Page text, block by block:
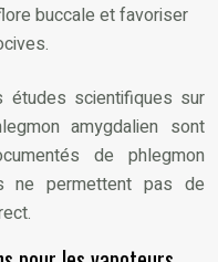
buccale et favoriser
scientifiques sur
amygdalien sont
de phlegmon
ne permettent pas de